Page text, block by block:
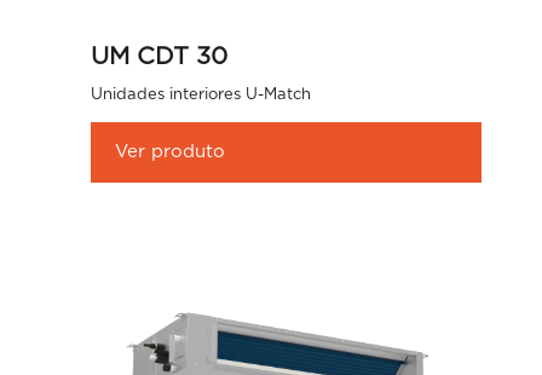
UM CDT 30
Unidades interiores U-Match
Ver produto